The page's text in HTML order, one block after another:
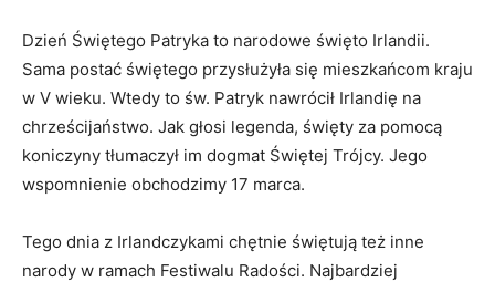
Dzień Świętego Patryka to narodowe święto Irlandii.
Sama postać świętego przysłużyła się mieszkańcom kraju
w V wieku. Wtedy to św. Patryk nawrócił Irlandię na
chrześcijaństwo. Jak głosi legenda, święty za pomocą
koniczyny tłumaczył im dogmat Świętej Trójcy. Jego
wspomnienie obchodzimy 17 marca.
Tego dnia z Irlandczykami chętnie świętują też inne
narody w ramach Festiwalu Radości. Najbardziej